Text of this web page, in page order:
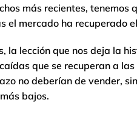
más recientes,
el mercado ha recuperado
la lección que nos deja la
que se recuperan a
no deberían de vender,
bajos.